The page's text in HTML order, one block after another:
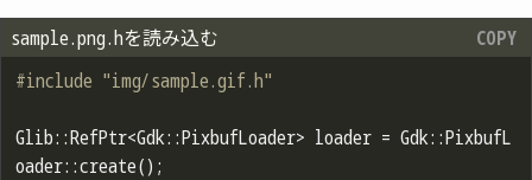
sample.png.hを読み込む
#include "img/sample.gif.h"
Glib::RefPtr<Gdk::PixbufLoader> loader = Gdk::PixbufL
oader::create();